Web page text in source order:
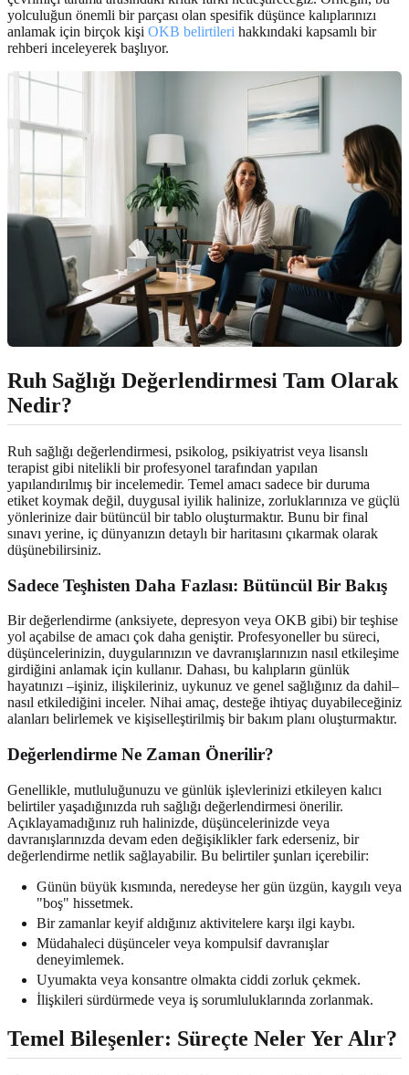
yolculuğun önemli bir parçası olan spesifik düşünce kalıplarınızı
anlamak için birçok kişi OKB belirtileri hakkındaki kapsamlı bir
rehberi inceleyerek başlıyor.
Ruh Sağlığı Değerlendirmesi Tam Olarak
Nedir?
Ruh sağlığı değerlendirmesi, psikolog, psikiyatrist veya lisanslı
terapist gibi nitelikli bir profesyonel tarafından yapılan
yapılandırılmış bir incelemedir. Temel amacı sadece bir duruma
etiket koymak değil, duygusal iyilik halinize, zorluklarınıza ve güçlü
yönlerinize dair bütüncül bir tablo oluşturmaktır. Bunu bir final
sınavı yerine, iç dünyanızın detaylı bir haritasını çıkarmak olarak
düşünebilirsiniz.
Sadece Teşhisten Daha Fazlası: Bütüncül Bir Bakış
Bir değerlendirme (anksiyete, depresyon veya OKB gibi) bir teşhise
yol açabilse de amacı çok daha geniştir. Profesyoneller bu süreci,
düşüncelerinizin, duygularınızın ve davranışlarınızın nasıl etkileşime
girdiğini anlamak için kullanır. Dahası, bu kalıpların günlük
hayatınızı –işiniz, ilişkileriniz, uykunuz ve genel sağlığınız da dahil–
nasıl etkilediğini inceler. Nihai amaç, desteğe ihtiyaç duyabileceğiniz
alanları belirlemek ve kişiselleştirilmiş bir bakım planı oluşturmaktır.
Değerlendirme Ne Zaman Önerilir?
Genellikle, mutluluğunuzu ve günlük işlevlerinizi etkileyen kalıcı
belirtiler yaşadığınızda ruh sağlığı değerlendirmesi önerilir.
Açıklayamadığınız ruh halinizde, düşüncelerinizde veya
davranışlarınızda devam eden değişiklikler fark ederseniz, bir
değerlendirme netlik sağlayabilir. Bu belirtiler şunları içerebilir:
Günün büyük kısmında, neredeyse her gün üzgün, kaygılı veya
"boş" hissetmek.
Bir zamanlar keyif aldığınız aktivitelere karşı ilgi kaybı.
Müdahaleci düşünceler veya kompulsif davranışlar
deneyimlemek.
Uyumakta veya konsantre olmakta ciddi zorluk çekmek.
İlişkileri sürdürmede veya iş sorumluluklarında zorlanmak.
Temel Bileşenler: Süreçte Neler Yer Alır?